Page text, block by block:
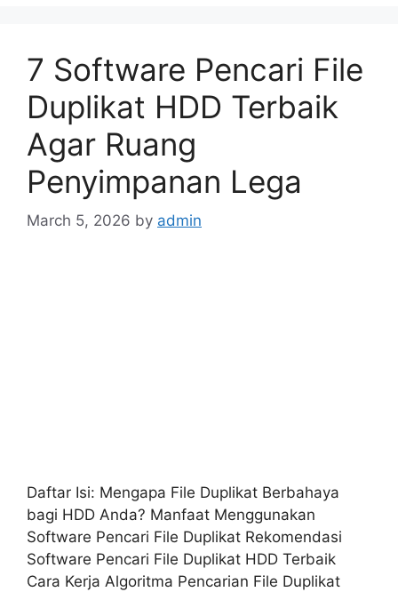
7 Software Pencari File
Duplikat HDD Terbaik
Agar Ruang
Penyimpanan Lega
March 5, 2026 by admin
Daftar Isi: Mengapa File Duplikat Berbahaya
bagi HDD Anda? Manfaat Menggunakan
Software Pencari File Duplikat Rekomendasi
Software Pencari File Duplikat HDD Terbaik
Cara Kerja Algoritma Pencarian File Duplikat